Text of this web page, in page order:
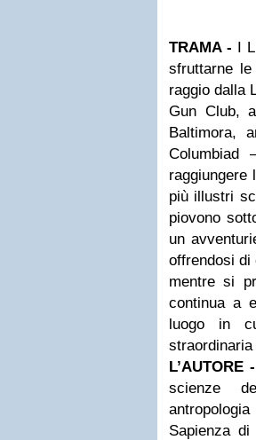
TRAMA - I
sfrut­tarne
raggio dalla
Gun Club,
Baltimora,
Columbiad
raggiungere
più illustri
piovono
un
offrendosi di
mentre si
continua a
luogo in
scienze
Sapienza di